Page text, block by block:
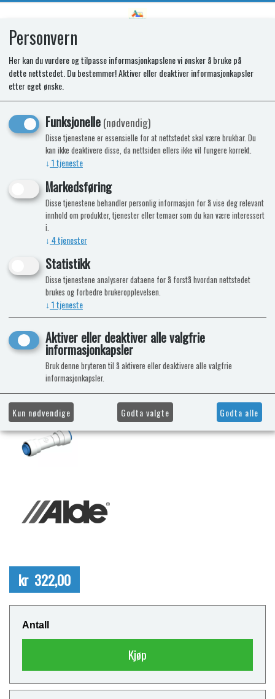
Tilbakeslagsventil John Guest 12
mm
kr 322,00
Antall
Kjøp
Personvern
Her kan du vurdere og tilpasse informasjonkapslene vi ønsker å bruke på
dette nettstedet. Du bestemmer! Aktiver eller deaktiver informasjonkapsler
etter eget ønske.
Funksjonelle(nødvendig)
Disse tjenestene er essensielle for at nettstedet skal være brukbar. Du
kan ikke deaktivere disse, da nettsiden ellers ikke vil fungere korrekt.
↓ 1tjeneste
Markedsføring
Disse tjenestene behandler personlig informasjon for å vise deg relevant
innhold om produkter, tjenester eller temaer som du kan være interessert
i.
↓ 4tjenester
Statistikk
Disse tjenestene analyserer dataene for å forstå hvordan nettstedet
brukes og forbedre brukeropplevelsen.
↓ 1tjeneste
Aktiver eller deaktiver alle valgfrie
informasjonkapsler
Bruk denne bryteren til å aktivere eller deaktivere alle valgfrie
informasjonkapsler.
Kun nødvendige Godta valgte Godta alle